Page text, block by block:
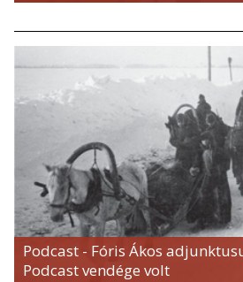
Podcast - Fóris Ákos
Podcast vendége volt